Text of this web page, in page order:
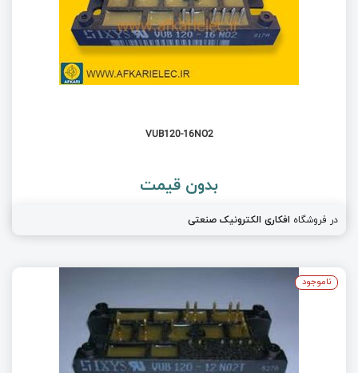
VUB120-16NO2
بدون قیمت
در فروشگاه افکاری الکترونیک صنعتی
ناموجود